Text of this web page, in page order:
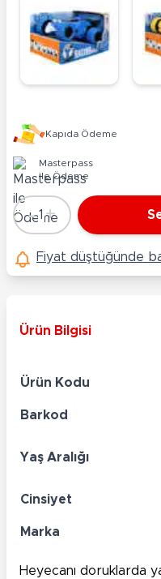
Kapıda Ödeme
Masterpass
ile Ödeme
Adet
-1 +
Fiyat düştüğünde
Ürün Bilgisi
Ürün Kodu
Barkod
Yaş Aralığı
Cinsiyet
Marka
Heyecanı doruklarda